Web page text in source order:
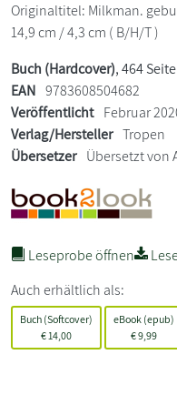
Originaltitel: Milkman.
14,9 cm / 4,3 cm ( B/H/T )
Buch (Hardcover), 464
EAN 9783608504682
Veröffentlicht Februar
Verlag/Hersteller Tropen
Übersetzer Übersetzt von
Leseprobe öffnen
Auch erhältlich als:
Buch (Softcover)
€14,00
eBook (epub)
€9,99